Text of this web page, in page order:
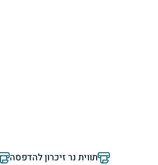
תווית נר זיכרון להדפסה